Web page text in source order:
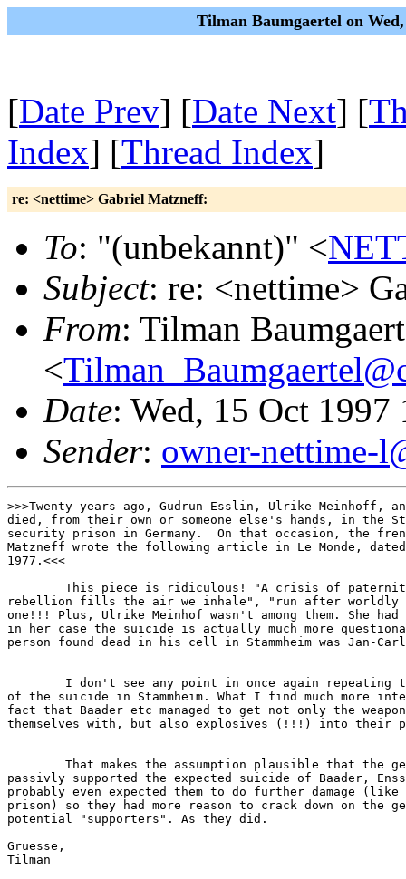
Tilman Baumgaertel on
[Date Prev] [Date Next] [
Index] [Thread Index]
re: <nettime> Gabriel Matzneff:
To: "(unbekannt)" <
Subject: re: <nettime>
From: Tilman
<
Date: Wed, 15 Oct
Sender: owner-nettime-
>>>Twenty years ago, Gudrun Esslin, Ulrike Meinhoff,
died, from their own or someone else's hands, in the
security prison in Germany.  On that occasion, the
Matzneff wrote the following article in Le Monde,
1977.<<<
This piece is ridiculous! "A crisis of
rebellion fills the air we inhale", "run after worldly
one!!! Plus, Ulrike Meinhof wasn't among them. She
in her case the suicide is actually much more
person found dead in his cell in Stammheim was Jan-
I don't see any point in once again repeating
of the suicide in Stammheim. What I find much more
fact that Baader etc managed to get not only the
themselves with, but also explosives (!!!) into their
That makes the assumption plausible that the
passivly supported the expected suicide of Baader,
probably even expected them to do further damage (like
prison) so they had more reason to crack down on the
potential "supporters". As they did.
Gruesse,
Tilman